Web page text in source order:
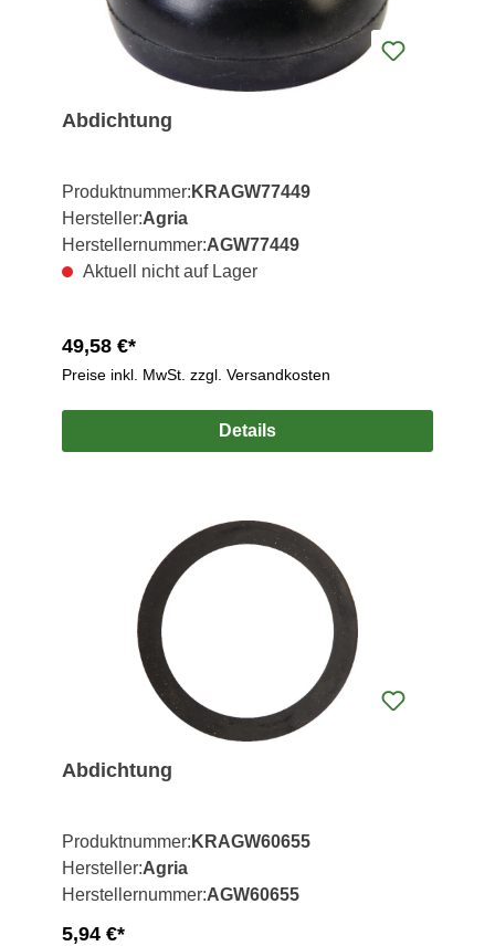
Abdichtung
Produktnummer: KRAGW77449
Hersteller:Agria
Herstellernummer:AGW77449
Aktuell nicht auf Lager
49,58 €*
Preise inkl. MwSt. zzgl. Versandkosten
Details
Abdichtung
Produktnummer: KRAGW60655
Hersteller:Agria
Herstellernummer:AGW60655
5,94 €*